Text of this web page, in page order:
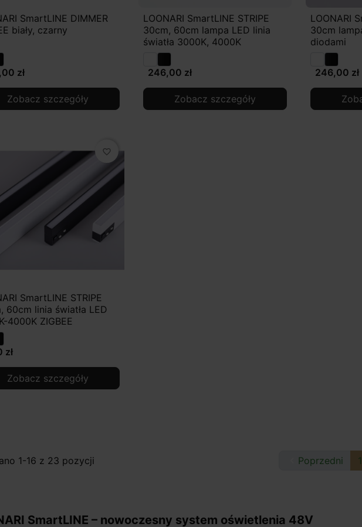
SmartLINE DIMMER
biały, czarny
zł
Zobacz szczegóły
LOONARI SmartLINE STRIPE
30cm, 60cm lampa LED linia
światła 3000K, 4000K
246,00 zł
Zobacz szczegóły
LOONARI
30cm
diodami
246,00 zł
favorite_border
SmartLINE STRIPE
60cm linia światła LED
4000K ZIGBEE
zł
Zobacz szczegóły
1-16 z 23 pozycji Poprzedni 1
SmartLINE – nowoczesny system oświetlenia 48V